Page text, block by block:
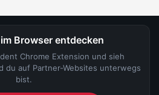
Browser entdecken
Chrome Extension und sieh
du auf Partner-Websites unterwegs
bist.